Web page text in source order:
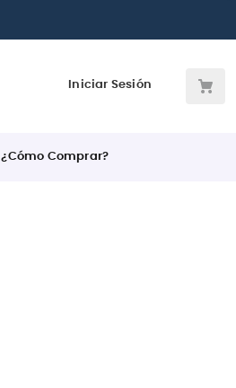
Iniciar Sesión
¿Cómo Comprar?